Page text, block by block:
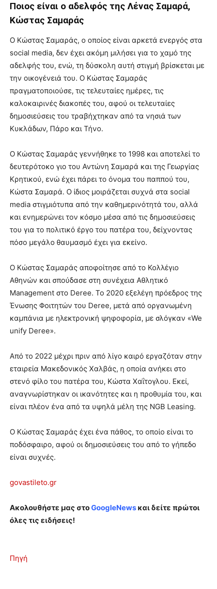
Ποιος είναι ο αδελφός της Λένας Σαμαρά,
Κώστας Σαμαράς
Ο Κώστας Σαμαράς, ο οποίος είναι αρκετά ενεργός στα
social media, δεν έχει ακόμη μιλήσει για το χαμό της
αδελφής του, ενώ, τη δύσκολη αυτή στιγμή βρίσκεται με
την οικογένειά του. Ο Κώστας Σαμαράς
πραγματοποιούσε, τις τελευταίες ημέρες, τις
καλοκαιρινές διακοπές του, αφού οι τελευταίες
δημοσιεύσεις του τραβήχτηκαν από τα νησιά των
Κυκλάδων, Πάρο και Τήνο.
Ο Κώστας Σαμαράς γεννήθηκε το 1998 και αποτελεί το
δευτερότοκο γιο του Αντώνη Σαμαρά και της Γεωργίας
Κρητικού, ενώ έχει πάρει το όνομα του παππού του,
Κώστα Σαμαρά. Ο ίδιος μοιράζεται συχνά στα social
media στιγμιότυπα από την καθημερινότητά του, αλλά
και ενημερώνει τον κόσμο μέσα από τις δημοσιεύσεις
του για το πολιτικό έργο του πατέρα του, δείχνοντας
πόσο μεγάλο θαυμασμό έχει για εκείνο.
Ο Κώστας Σαμαράς αποφοίτησε από το Κολλέγιο
Αθηνών και σπούδασε στη συνέχεια Αθλητικό
Management στο Deree. Το 2020 εξελέγη πρόεδρος της
Ένωσης Φοιτητών του Deree, μετά από οργανωμένη
καμπάνια με ηλεκτρονική ψηφοφορία, με σλόγκαν «We
unify Deree».
Από το 2022 μέχρι πριν από λίγο καιρό εργαζόταν στην
εταιρεία Μακεδονικός Χαλβάς, η οποία ανήκει στο
στενό φίλο του πατέρα του, Κώστα Χαΐτογλου. Εκεί,
αναγνωρίστηκαν οι ικανότητες και η προθυμία του, και
είναι πλέον ένα από τα υψηλά μέλη της NGB Leasing.
Ο Κώστας Σαμαράς έχει ένα πάθος, το οποίο είναι το
ποδόσφαιρο, αφού οι δημοσιεύσεις του από το γήπεδο
είναι συχνές.
govastileto.gr
Ακολουθήστε μας στοGoogleNews και δείτε πρώτοι
όλες τις ειδήσεις!
Πηγή